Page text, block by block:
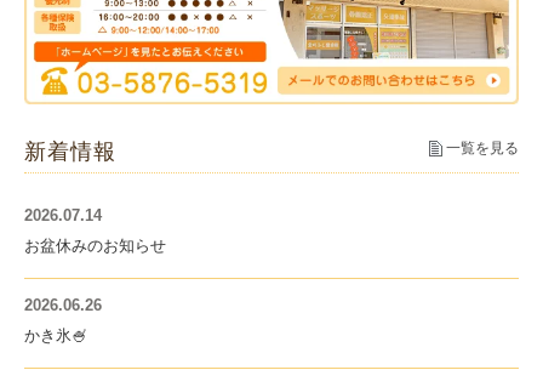
新着情報 一覧を見る
2026.07.14
お盆休みのお知らせ
2026.06.26
かき氷🍧